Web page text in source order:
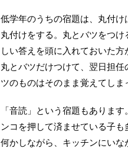
低学年のうちの宿題は、丸付け
丸付けをする。丸とバツをつ
しい答えを頭に入れておいた方
丸とバツだけつけて、翌日担
ツのものはそのまま覚えてしま
「音読」という宿題もありま
ンコを押して済ませている子も
何かしながら、キッチンにいな